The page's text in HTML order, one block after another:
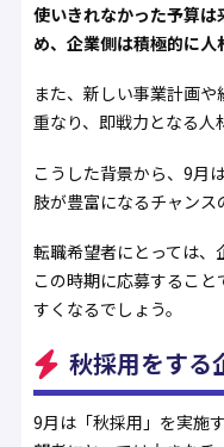
使いきれなかった予算
め、企業側は積極的に人
また、新しい事業計画
重なり、即戦力となる人
こうした背景から、9月
肢が豊富になるチャンス
転職希望者にとっては、
この時期に応募するこ
すくなるでしょう。
秋採用をする
9月は「秋採用」を実施